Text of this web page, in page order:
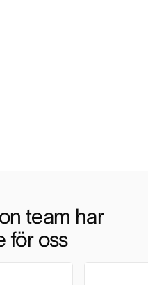
team har
för oss